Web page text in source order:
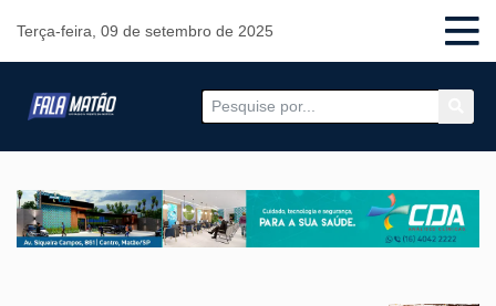
Terça-feira, 09 de setembro de 2025